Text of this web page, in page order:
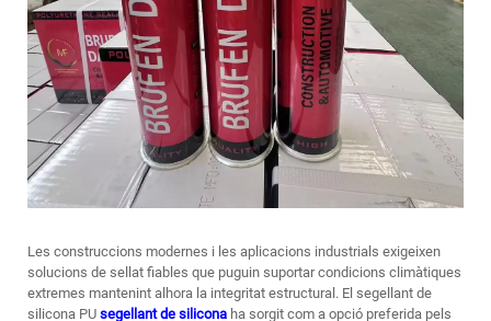
Les construccions modernes i les aplicacions industrials exigeixen
solucions de sellat fiables que puguin suportar condicions climàtiques
extremes mantenint alhora la integritat estructural. El segellant de
silicona PU segellant de silicona ha sorgit com a opció preferida pels